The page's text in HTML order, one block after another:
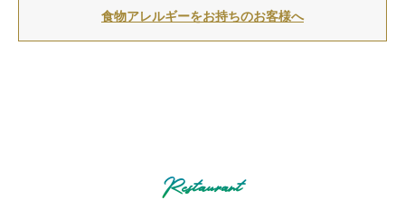
を承ります。
食物アレルギーをお持ちのお客様へ
案内と併せてお渡しさせていただきます。
Restaurant